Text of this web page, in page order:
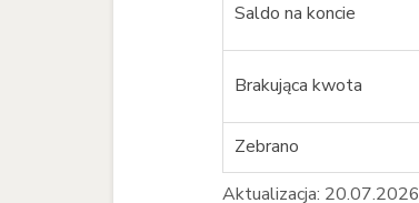
Saldo na koncie
Brakująca kwota
Zebrano
Aktualizacja: 20.07.2026